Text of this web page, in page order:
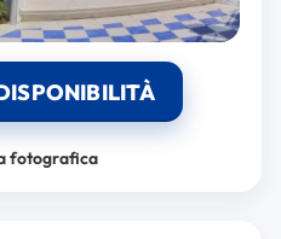
fotografica